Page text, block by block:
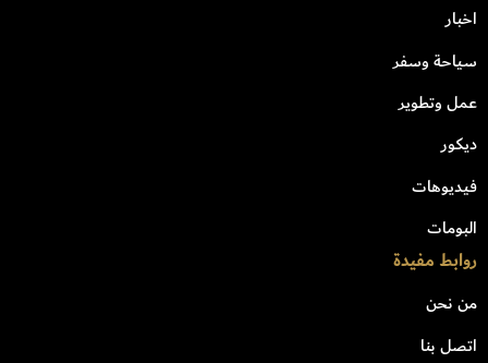
اخبار
سياحة وسفر
عمل وتطوير
ديكور
فيديوهات
البومات
روابط مفيدة
من نحن
اتصل بنا